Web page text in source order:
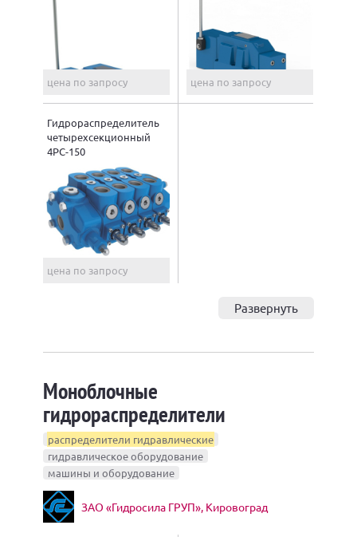
цена по запросу цена по запросу
Гидрораспределитель
четырехсекционный
4PC-150
цена по запросу
Развернуть
Моноблочные
гидрораспределители
распределители гидравлические
гидравлическое оборудование
машины и оборудование
ЗАО «Гидросила ГРУП», Кировоград